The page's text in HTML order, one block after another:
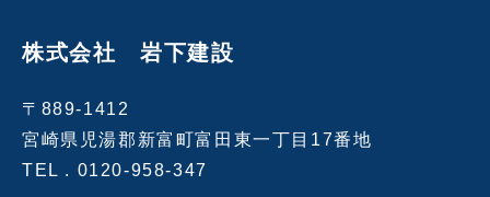
株式会社 岩下建設
〒889-1412
宮崎県児湯郡新富町富田東一丁目17番地
TEL . 0120-958-347